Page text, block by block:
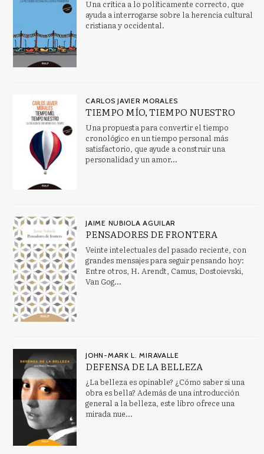
Una crítica a lo políticamente correcto, que
ayuda a interrogarse sobre la herencia cultural
cristiana y occidental.
CARLOS JAVIER MORALES
TIEMPO MÍO, TIEMPO NUESTRO
Una propuesta para convertir el tiempo
cronológico en un tiempo personal más
satisfactorio, que ayude a construir una
personalidad y un amor...
JAIME NUBIOLA AGUILAR
PENSADORES DE FRONTERA
Veinte intelectuales del pasado reciente, con
grandes mensajes para seguir pensando hoy:
Entre otros, H. Arendt, Camus, Dostoievski,
Van Gog...
JOHN-MARK L. MIRAVALLE
DEFENSA DE LA BELLEZA
¿La belleza es opinable? ¿Cómo saber si una
obra es bella? Además de una introducción
general a la belleza, este libro ofrece una
mirada nue...